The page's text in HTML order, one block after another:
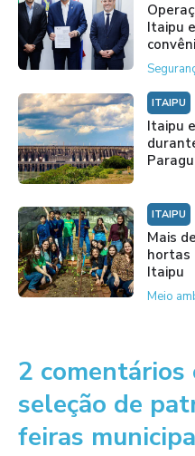
Itaipu
ITAIPU
Itaipu
ITAIPU
Mais
hortas
Itaipu
Meio
2 comentários
seleção de
feiras